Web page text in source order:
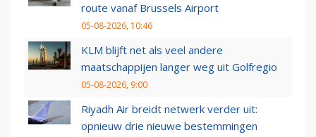
route vanaf Brussels Airport
05-08-2026, 10:46
KLM blijft net als veel andere
maatschappijen langer weg uit Golfregio
05-08-2026, 9:00
Riyadh Air breidt netwerk verder uit:
opnieuw drie nieuwe bestemmingen